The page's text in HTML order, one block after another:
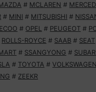
# MCLAREN #
# MINI # MITSUBISHI #
# OPEL # PEUGEOT #
ROLLS-ROYCE # SAAB # SEAT
# SSANGYONG #
# TOYOTA # VOLKSWAGEN
# ZEEKR